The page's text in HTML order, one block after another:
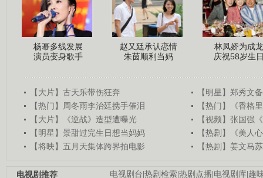
杨幂多线发展
演员变身歌手
赵又廷承认恋情
朱茵顺利当妈
林凤娇为成龙
庆祝58岁生
【大片】古天乐带伤狂奔
【明星】郑秀文
【热门】周冬雨李治廷携手催泪
【热门】《香格
【大片】《逆战》造型遭曝光
【视频】张国强
【明星】景甜过完生日想当妈妈
【热剧】《美人
【将映】五月天集体跨界拍电影
【热剧】姜文马
电视剧台 热剧检索 热剧点播 电视剧库 趣
电视剧推荐